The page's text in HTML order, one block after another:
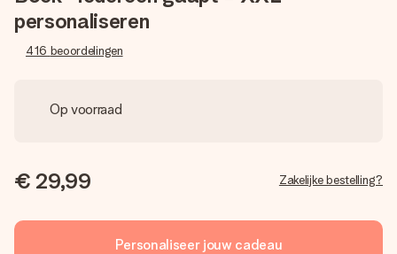
personaliseren
416 beoordelingen
Op voorraad
€ 29,99 Zakelijke bestelling?
Personaliseer jouw cadeau